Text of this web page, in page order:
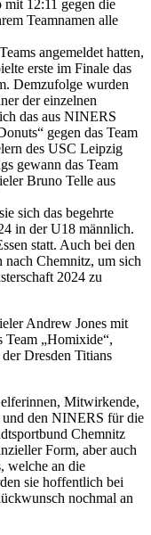
mit 12:11 gegen die
Teamnamen alle
angemeldet hatten,
erste im Finale das
Demzufolge wurden
der einzelnen
das aus NINERS
gegen das Team
des USC Leipzig
gewann das Team
Bruno Telle aus
sich das begehrte
in der U18 männlich.
statt. Auch bei den
nach Chemnitz, um sich
2024 zu
Andrew Jones mit
Team „Homixide“,
Dresden Titians
Mitwirkende,
und den NINERS für die
Chemnitz
Form, aber auch
welche an die
sie hoffentlich bei
nochmal an